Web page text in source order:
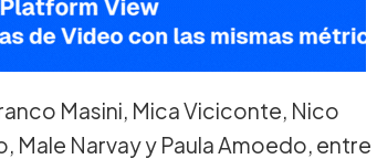
Masini, Mica Viciconte, Nico
Male Narvay y Paula Amoedo, entre